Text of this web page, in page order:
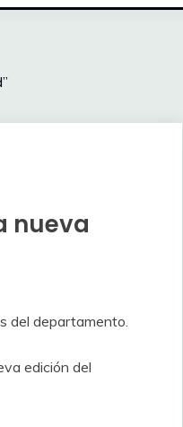
nueva
del departamento.
edición del